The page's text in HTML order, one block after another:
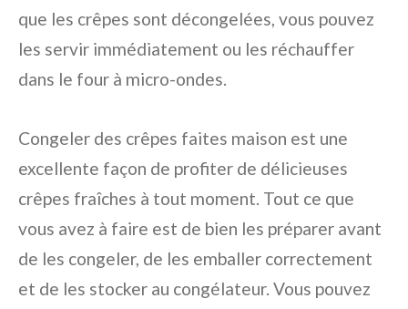
que les crêpes sont décongelées, vous pouvez
les servir immédiatement ou les réchauffer
dans le four à micro-ondes.
Congeler des crêpes faites maison est une
excellente façon de profiter de délicieuses
crêpes fraîches à tout moment. Tout ce que
vous avez à faire est de bien les préparer avant
de les congeler, de les emballer correctement
et de les stocker au congélateur. Vous pouvez